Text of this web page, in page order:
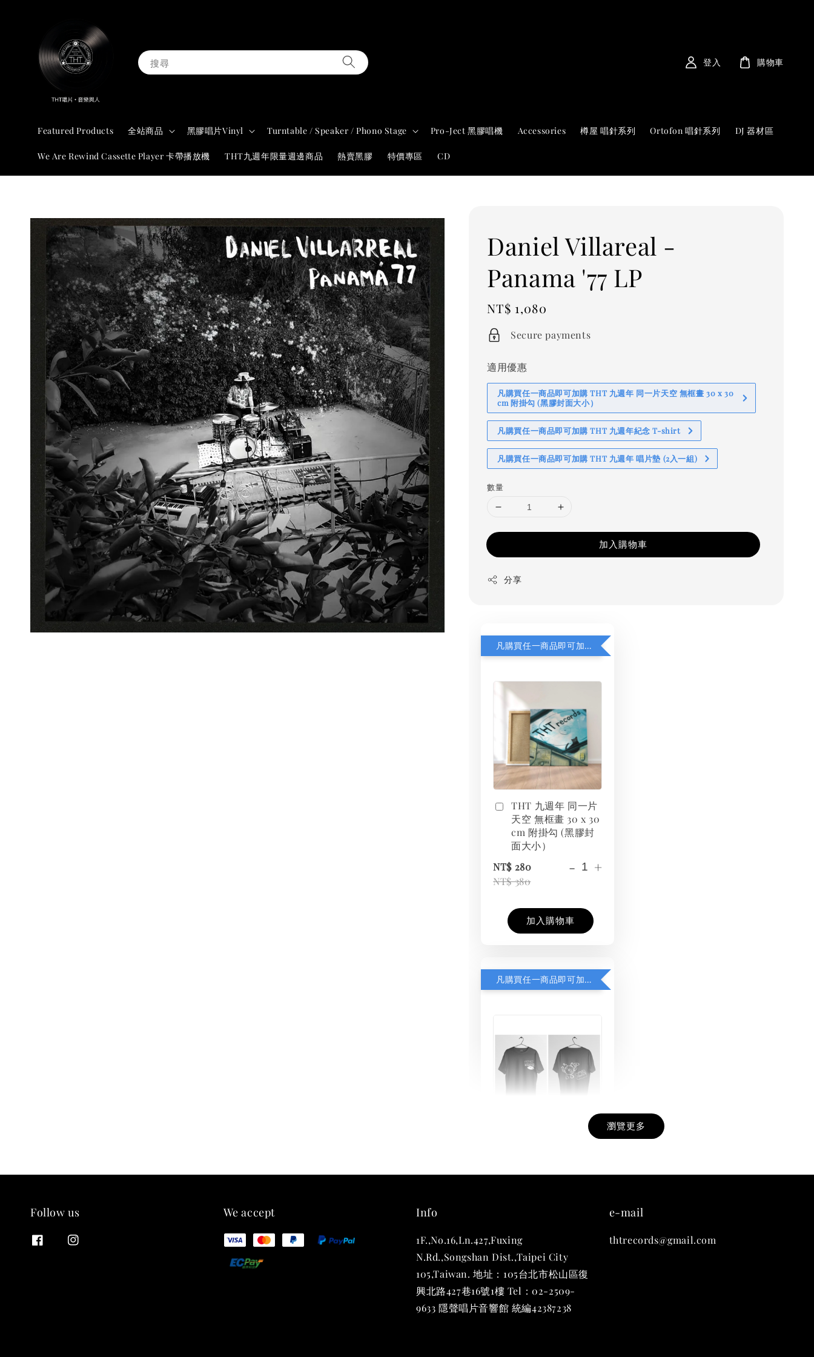
搜尋
Featured Products 全站商品 黑膠唱片Vinyl Turntable / Speaker / Phono Stage Pro-Ject 黑膠唱機 Accessories 樽屋 唱針系列 Ortofon 唱針系列 DJ 器材區
We Are Rewind Cassette Player 卡帶播放機 THT九週年限量週邊商品 熱賣黑膠 特價專區 CD
登入 購物車
Daniel Villareal -
Panama '77 LP
Regular
price
NT$ 1,080
Secure payments
適用優惠
凡購買任一商品即可加購 THT 九週年 同一片天空 無框畫 30 x 30
cm 附掛勾 (黑膠封面大小）
凡購買任一商品即可加購 THT 九週年紀念 T-shirt
凡購買任一商品即可加購 THT 九週年 唱片墊 (2入一組)
數量
加入購物車
分享
凡購買任一商品即可加購 THT 九週年 同一片天空 無框畫 30 x 30 cm 附掛勾 (黑膠封面大小）
THT 九週年 同一片
天空 無框畫 30 x 30
cm 附掛勾 (黑膠封
面大小）
NT$ 280
NT$ 380
- +
加入購物車
凡購買任一商品即可加購 THT 九週年紀念 T-shirt
THT 九週年紀念 T-
瀏覽更多
Follow us We accept Info
1F.,No.16,Ln.427,Fuxing
N.Rd.,Songshan Dist.,Taipei City
105,Taiwan. 地址：105台北市松山區復
興北路427巷16號1樓 Tel：02-2509-
9633 隱聲唱片音響館 統編42387238
e-mail
thtrecords@gmail.com